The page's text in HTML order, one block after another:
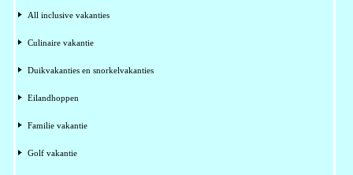
All inclusive vakanties
Culinaire vakantie
Duikvakanties en snorkelvakanties
Eilandhoppen
Familie vakantie
Golf vakantie